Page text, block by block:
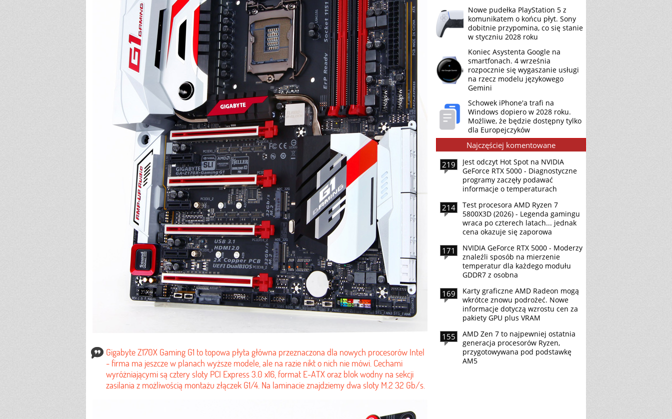
Gigabyte Z170X Gaming G1 to topowa płyta główna przeznaczona dla nowych procesorów Intel
- firma ma jeszcze w planach wyższe modele, ale na razie nikt o nich nie mówi. Cechami
wyróżniającymi są cztery sloty PCI Express 3.0 x16, format E-ATX oraz blok wodny na sekcji
zasilania z możliwością montażu złączek G1/4. Na laminacie znajdziemy dwa sloty M.2 32 Gb/s.
Nowe pudełka PlayStation 5 z
komunikatem o końcu płyt. Sony
dobitnie przypomina, co się stanie
w styczniu 2028 roku
Koniec Asystenta Google na
smartfonach. 4 września
rozpocznie się wygaszanie usługi
na rzecz modelu językowego
Gemini
Schowek iPhone'a trafi na
Windows dopiero w 2028 roku.
Możliwe, że będzie dostępny tylko
dla Europejczyków
Najczęściej komentowane
219
Jest odczyt Hot Spot na NVIDIA
GeForce RTX 5000 - Diagnostyczne
programy zaczęły podawać
informacje o temperaturach
214
Test procesora AMD Ryzen 7
5800X3D (2026) - Legenda gamingu
wraca po czterech latach... jednak
cena okazuje się zaporowa
171
NVIDIA GeForce RTX 5000 - Moderzy
znaleźli sposób na mierzenie
temperatur dla każdego modułu
GDDR7 z osobna
169
Karty graficzne AMD Radeon mogą
wkrótce znowu podrożeć. Nowe
informacje dotyczą wzrostu cen za
pakiety GPU plus VRAM
155
AMD Zen 7 to najpewniej ostatnia
generacja procesorów Ryzen,
przygotowywana pod podstawkę
AM5